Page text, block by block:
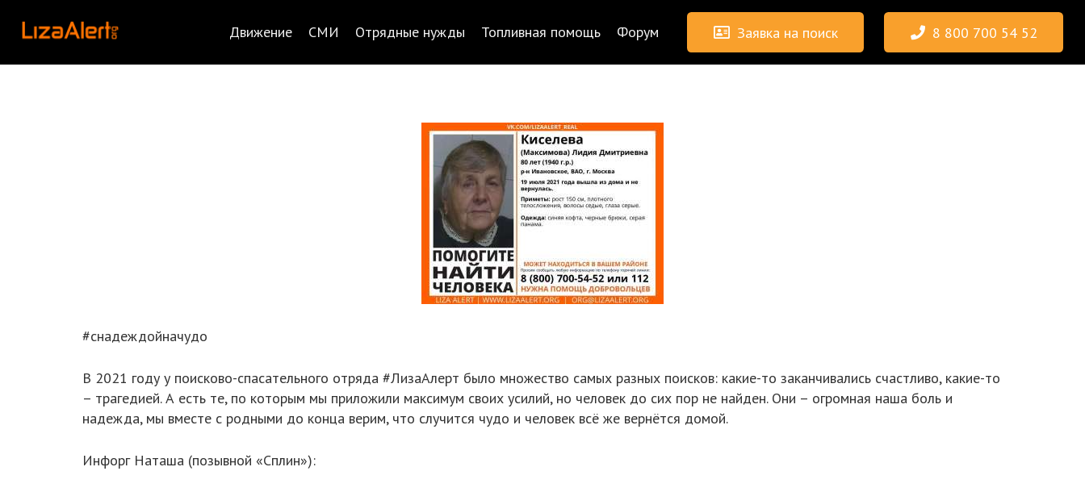
Движение СМИ Отрядные нужды Топливная помощь Форум Заявка на поиск 8 800 700 54 52
#снадеждойначудо
В 2021 году у поисково-спасательного отряда #ЛизаАлерт было множество самых разных поисков: какие-то заканчивались счастливо, какие-то
– трагедией. А есть те, по которым мы приложили максимум своих усилий, но человек до сих пор не найден. Они – огромная наша боль и
надежда, мы вместе с родными до конца верим, что случится чудо и человек всё же вернётся домой.
Инфорг Наташа (позывной «Сплин»):